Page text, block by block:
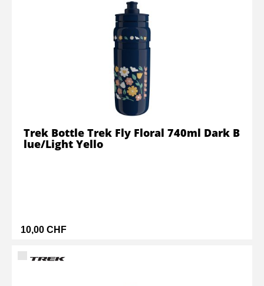
10,00 CHF
Trek Bottle Trek Fly Floral 740ml Dark B
lue/Light Yello